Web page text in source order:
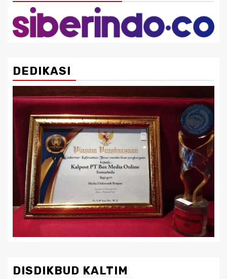
DEDIKASI
DISDIKBUD KALTIM